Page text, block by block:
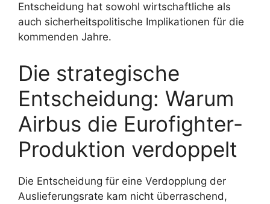
Entscheidung hat sowohl wirtschaftliche als
auch sicherheitspolitische Implikationen für die
kommenden Jahre.
Die strategische
Entscheidung: Warum
Airbus die Eurofighter-
Produktion verdoppelt
Die Entscheidung für eine Verdopplung der
Auslieferungsrate kam nicht überraschend,